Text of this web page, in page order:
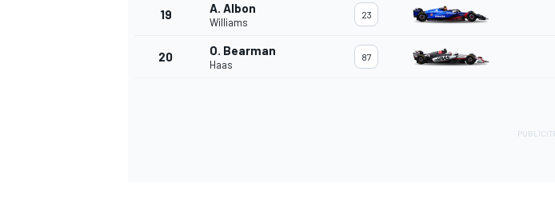
19 A. Albon
Williams
23
20 O. Bearman
Haas
87